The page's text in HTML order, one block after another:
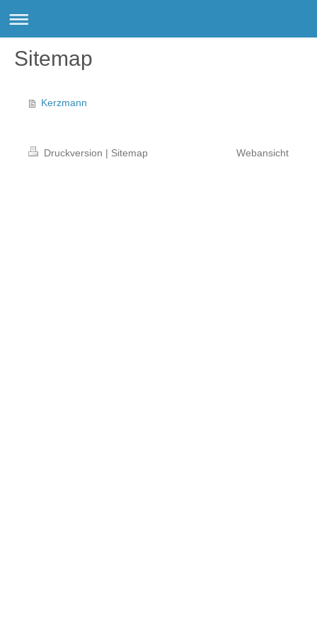
Sitemap
Kerzmann
Druckversion | Sitemap Webansicht